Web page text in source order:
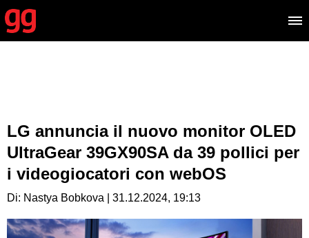
LG annuncia il nuovo monitor OLED
UltraGear 39GX90SA da 39 pollici per
i videogiocatori con webOS
Di: Nastya Bobkova | 31.12.2024, 19:13